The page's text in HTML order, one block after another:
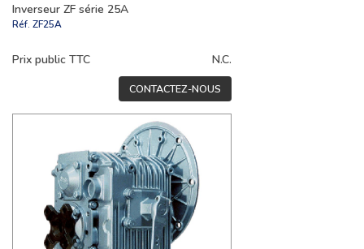
Inverseur ZF série 25A
Réf. ZF25A
Prix public TTC N.C.
CONTACTEZ-NOUS